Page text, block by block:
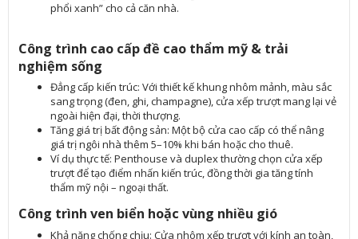
phổi xanh” cho cả căn nhà.
Công trình cao cấp đề cao thẩm mỹ & trải
nghiệm sống
Đẳng cấp kiến trúc: Với thiết kế khung nhôm mảnh, màu sắc
sang trọng (đen, ghi, champagne), cửa xếp trượt mang lại vẻ
ngoài hiện đại, thời thượng.
Tăng giá trị bất động sản: Một bộ cửa cao cấp có thể nâng
giá trị ngôi nhà thêm 5–10% khi bán hoặc cho thuê.
Ví dụ thực tế: Penthouse và duplex thường chọn cửa xếp
trượt để tạo điểm nhấn kiến trúc, đồng thời gia tăng tính
thẩm mỹ nội – ngoại thất.
Công trình ven biển hoặc vùng nhiều gió
Khả năng chống chịu: Cửa nhôm xếp trượt với kính an toàn,